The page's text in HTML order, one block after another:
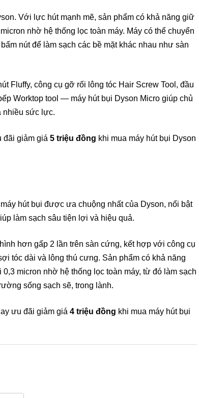
Với lực hút mạnh mẽ, sản phẩm có khả năng giữ
nhờ hệ thống lọc toàn máy. Máy có thể chuyển
nút để làm sạch các bề mặt khác nhau như sàn
Fluffy, công cụ gỡ rối lông tóc Hair Screw Tool, đầu
Worktop tool — máy hút bụi Dyson Micro giúp chủ
nhiều sức lực.
đãi giảm giá 5 triệu đồng khi mua máy hút bụi Dyson
hút bụi được ưa chuộng nhất của Dyson, nổi bật
làm sạch sâu tiện lợi và hiệu quả.
hơn gấp 2 lần trên sàn cứng, kết hợp với công cụ
tóc dài và lông thú cưng. Sản phẩm có khả năng
micron nhờ hệ thống lọc toàn máy, từ đó làm sạch
sống sạch sẽ, trong lành.
ưu đãi giảm giá 4 triệu đồng khi mua máy hút bụi